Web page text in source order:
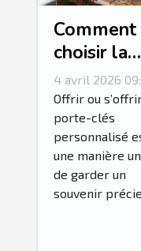
Comment
choisir la
photo
pour votre
porte-clés
4 avril 2026
Offrir ou
porte-clés
personnalisé
une manière
de garder un
souvenir